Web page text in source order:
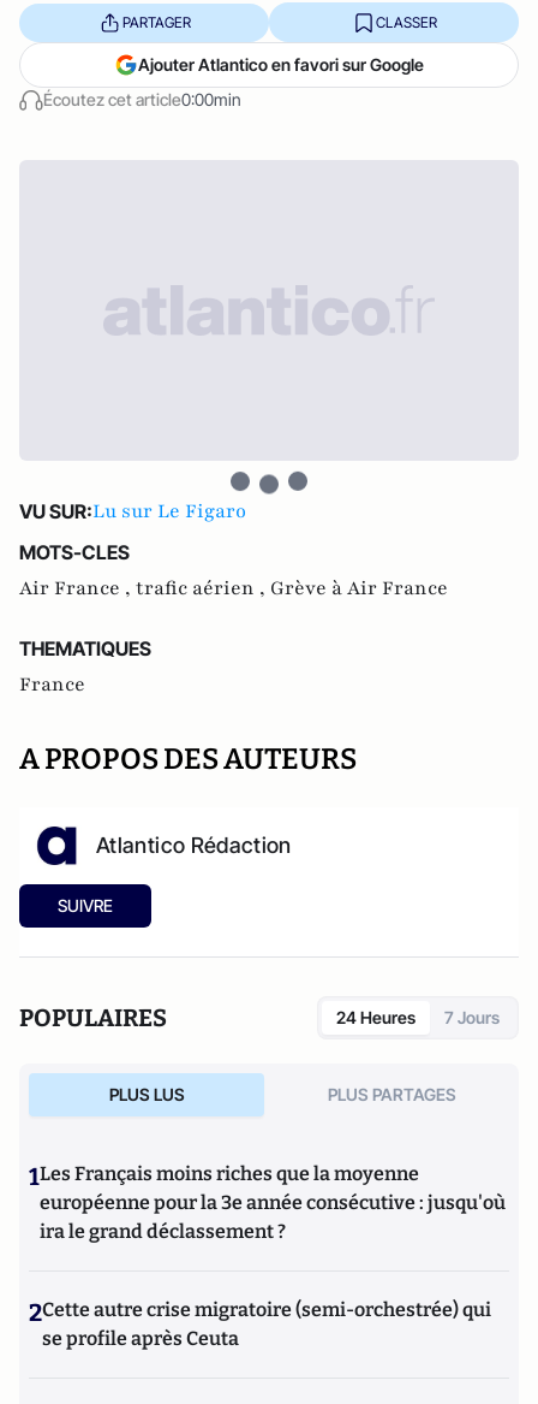
Écoutez cet article0:00min
PARTAGER CLASSER
Ajouter Atlantico en favori sur Google
VU SUR:Lu sur Le Figaro
MOTS-CLES
Air France , trafic aérien , Grève à Air France
THEMATIQUES
France
A PROPOS DES AUTEURS
Atlantico Rédaction
SUIVRE
POPULAIRES 24 Heures 7 Jours
PLUS LUS PLUS PARTAGES
1Les Français moins riches que la moyenne
européenne pour la 3e année consécutive : jusqu'où
ira le grand déclassement ?
2Cette autre crise migratoire (semi-orchestrée) qui
se profile après Ceuta